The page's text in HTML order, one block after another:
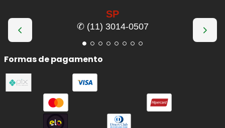
SP
✆ (11) 3014-0507
Formas de pagamento